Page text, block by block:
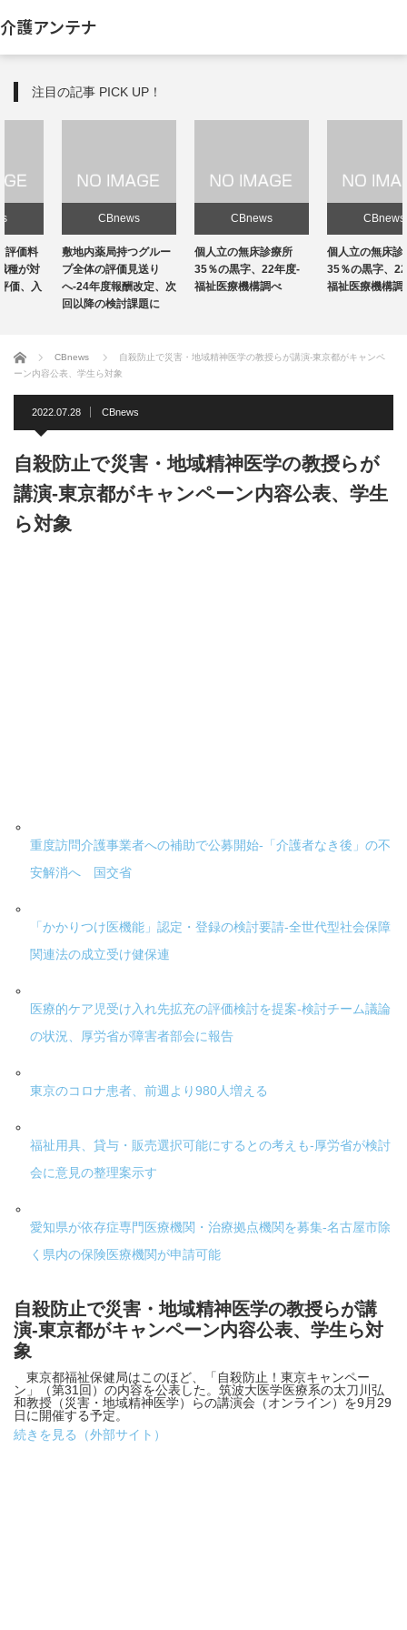
介護アンテナ
注目の記事 PICK UP！
敷地内薬局持つグルー
プ全体の評価見送り
へ-24年度報酬改定、次
回以降の検討課題に
個人立の無床診療所
35％の黒字、22年度-
福祉医療機構調べ
個人立の無床診療所
35％の黒字、22年度-
福祉医療機構調べ
ホーム CBnews
自殺防止で災害・地域精神医学の教授らが講演-東京都がキャンペ
ーン内容公表、学生ら対象
2022.07.28 CBnews
自殺防止で災害・地域精神医学の教授らが
講演-東京都がキャンペーン内容公表、学生
ら対象
重度訪問介護事業者への補助で公募開始-「介護者なき後」の不
安解消へ 国交省
「かかりつけ医機能」認定・登録の検討要請-全世代型社会保障
関連法の成立受け健保連
医療的ケア児受け入れ先拡充の評価検討を提案-検討チーム議論
の状況、厚労省が障害者部会に報告
東京のコロナ患者、前週より980人増える
福祉用具、貸与・販売選択可能にするとの考えも-厚労省が検討
会に意見の整理案示す
愛知県が依存症専門医療機関・治療拠点機関を募集-名古屋市除
く県内の保険医療機関が申請可能
自殺防止で災害・地域精神医学の教授らが講
演-東京都がキャンペーン内容公表、学生ら対
象
東京都福祉保健局はこのほど、「自殺防止！東京キャンペー
ン」（第31回）の内容を公表した。筑波大医学医療系の太刀川弘
和教授（災害・地域精神医学）らの講演会（オンライン）を9月29
日に開催する予定。
続きを見る（外部サイト）